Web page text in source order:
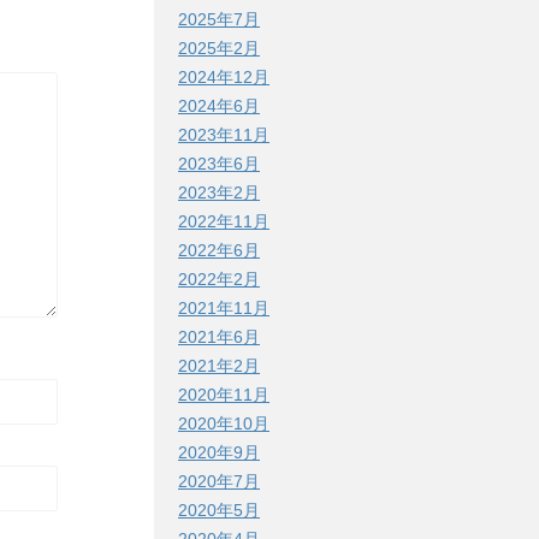
2025年7月
2025年2月
2024年12月
2024年6月
2023年11月
2023年6月
2023年2月
2022年11月
2022年6月
2022年2月
2021年11月
2021年6月
2021年2月
2020年11月
2020年10月
2020年9月
2020年7月
2020年5月